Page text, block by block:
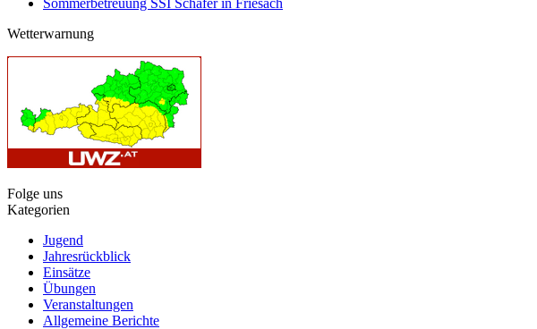
Wetterwarnung
Folge uns
Kategorien
Jugend
Jahresrückblick
Einsätze
Übungen
Veranstaltungen
Allgemeine Berichte